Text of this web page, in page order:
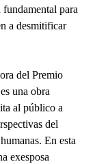
para
a desmitificar
del Premio
una obra
al público a
del
En esta
exesposa